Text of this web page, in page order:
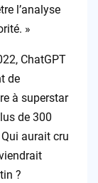
l’analyse
»
ChatGPT
de
à superstar
de 300
aurait cru
?